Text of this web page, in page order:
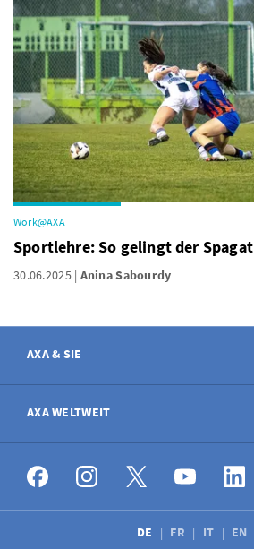
Work@AXA
Sportlehre: So gelingt der Spagat
30.06.2025 Anina Sabourdy
AXA & SIE
Kontakt
Schaden melden
Stellenangebote
AXA WELTWEIT
AXA weltweit
DE FR IT
EN